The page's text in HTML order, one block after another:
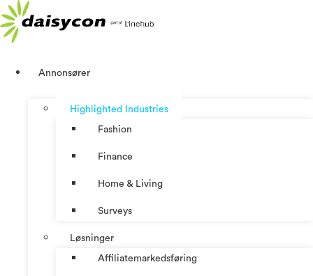
Skip
to
content
Annonsører
Highlighted Industries
Fashion
Finance
Home & Living
Surveys
Løsninger
Affiliatemarkedsføring